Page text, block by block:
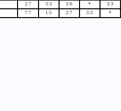
2:7 3:3 3:6 * 3:3
7:7 1:5 2:7 3:3 *